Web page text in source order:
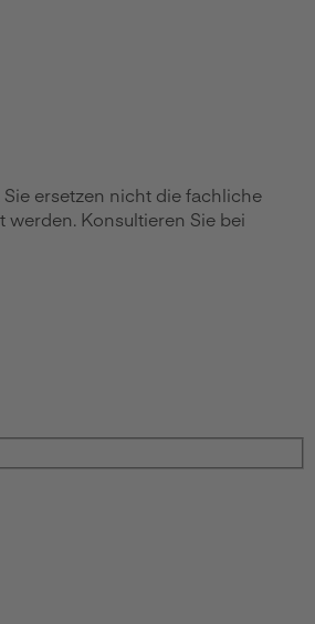
ersetzen nicht die fachliche
Konsultieren Sie bei